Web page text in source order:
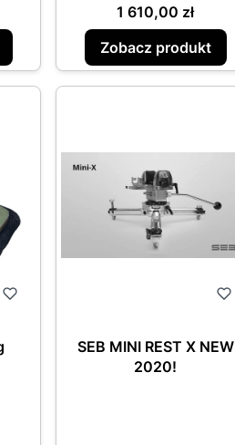
Cena
1 610,00 zł
Zobacz produkt
SEB MINI REST X NEW
2020!